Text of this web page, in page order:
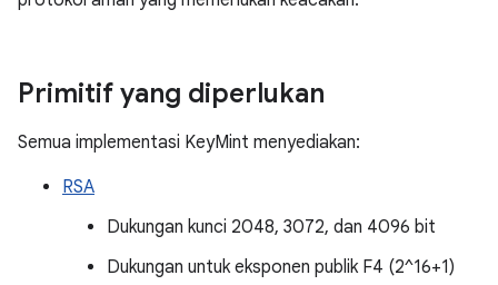
Primitif yang diperlukan
Semua implementasi KeyMint menyediakan:
RSA
Dukungan kunci 2048, 3072, dan 4096 bit
Dukungan untuk eksponen publik F4 (2^16+1)